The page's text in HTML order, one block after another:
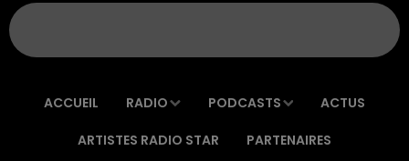
ACCUEIL RADIO PODCASTS ACTUS
ARTISTES RADIO STAR PARTENAIRES